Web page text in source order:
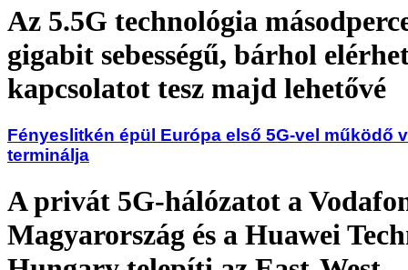
Az 5.5G technológia
gigabit sebességű, bárhol
kapcsolatot tesz majd lehetővé
Fényeslitkén épül Európa első 5G-vel működő
terminálja
A privát 5G-hálózatot a
Magyarország és a Huawei